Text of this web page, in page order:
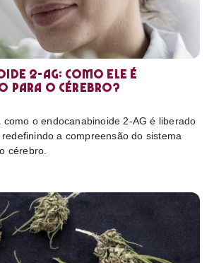
2-AG: Como ele é
para o cérebro?
como o endocanabinoide 2-AG é liberado
a compreensão do sistema
cérebro.